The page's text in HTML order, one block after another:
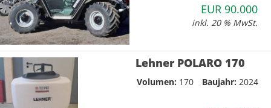
EUR 90.000
inkl. 20 % MwSt.
Lehner POLARO 170
Volumen: 170 Baujahr: 2024